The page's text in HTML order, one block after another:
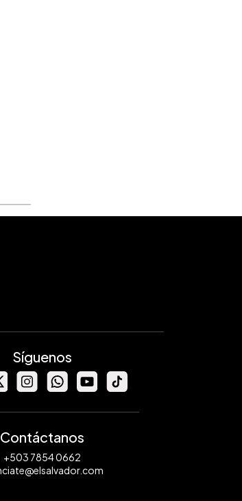
Síguenos
Contáctanos
+503 7854 0662